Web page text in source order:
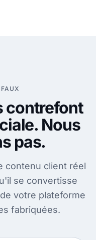
contrefont
Nous
pas.
contenu client réel
se convertisse
votre plateforme
fabriquées.